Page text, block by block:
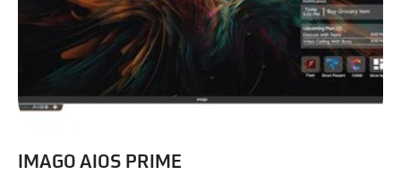
IMAGO AIOS PRIME